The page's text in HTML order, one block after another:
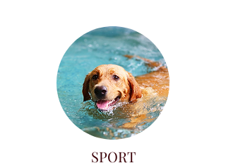
SPORT